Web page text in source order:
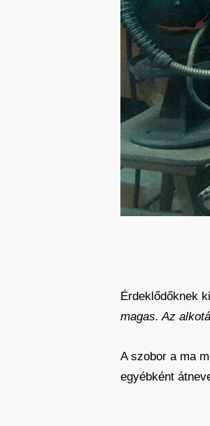
Érdeklődőknek
magas. Az
A szobor a ma
egyébként